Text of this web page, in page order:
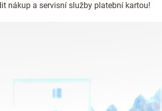
nákup a servisní služby platební kartou!